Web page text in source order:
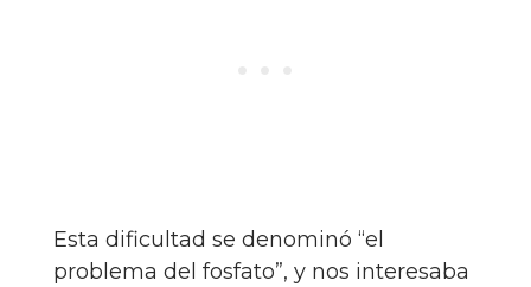
Esta dificultad se denominó “el
problema del fosfato”, y nos interesaba